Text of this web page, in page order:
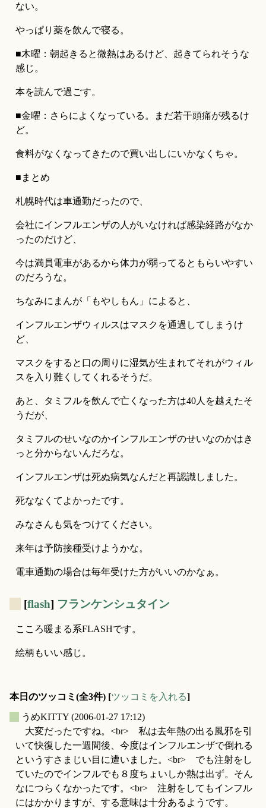
ない。
やっぱり薬を飲んで寝る。
■木曜：朝起きると微熱はあるけど、起きてられそうな
感じ。
本を読んで過ごす。
■金曜：さらによくなっている。まだ若干頭痛が残るけ
ど。
食料がなくなってきたので買い出しにいかなくちゃ。
■まとめ
札幌時代は車通勤だったので、
会社にインフルエンザの人がいなければ感染経路がなか
ったのだけど、
今は満員電車があるから体力が弱ってるともらいやすい
のだろうな。
ちなみにまんが「もやしもん」によると、
インフルエンザウィルスはマスクを通過してしまうけ
ど、
マスクをすると口の周りに湿気が生まれてそれがウィル
スを入り難くしてくれるそうだ。
あと、タミフルを飲んで亡くなった方は40人を越えたそ
うだが、
タミフルのせいなのかインフルエンザのせいなのかはき
っと分からないんだろな。
インフルエンザは死ぬ病気なんだと再認識しました。
死ななくてよかったです。
みなさんも気をつけてください。
来年は予防接種受けようかな。
電車通勤の場合は毎年受けた方がいいのかなぁ。
[flash] フランケンシュタイン
こころ暖まる系FLASHです。
絵柄もいい感じ。
本日のツッコミ(全3件) [ツッコミを入れる]
うめKITTY (2006-01-27 17:12)
大変だったですね。<br> 私は去年熱の出る風邪を引
いて快復した一週間後、今度はインフルエンザで倒れる
というすさまじい目に遭いました。<br> でも注射をし
ていたのでインフルでも８度ちょいしか熱は出ず。そん
なにつらくなかったです。<br> 注射をしてもインフル
にはかかりますが、する意味は十分あるようです。